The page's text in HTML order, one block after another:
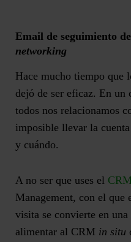
Email de seguimiento
networking
Hace mucho tiempo que
dejó de ser eficaz. En un
todos nos relacionamos
imposible llevar la
y cuándo.
A no ser que uses el
Management, con el que
visita se convierte en
alimentar al CRM in situ